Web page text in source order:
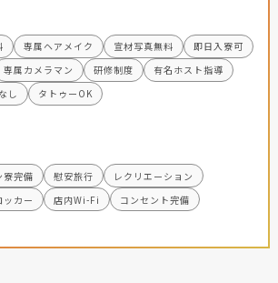
専属ヘアメイク 宣材写真無料
即日入寮可
専属カメラマン 研修制度
有名ホスト指導
し タトゥーOK
寮完備 慰安旅行
レクリエーション
ッカー 店内Wi-Fi コンセント完備